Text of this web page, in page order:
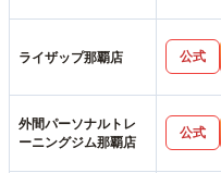
ライザップ那覇店 公式
外間パーソナルトレ
ーニングジム那覇店
公式